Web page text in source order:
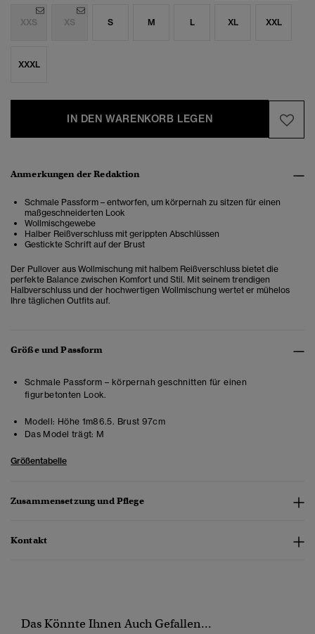
XXS XS S M L XL XXL
XXXL
IN DEN WARENKORB LEGEN
Anmerkungen der Redaktion
Schmale Passform – entworfen, um körpernah zu sitzen für einen
maßgeschneiderten Look
Wollmischgewebe
Halber Reißverschluss mit gerippten Abschlüssen
Gestickte Schrift auf der Brust
Der Pullover aus Wollmischung mit halbem Reißverschluss bietet die
perfekte Balance zwischen Komfort und Stil. Mit seinem trendigen
Halbverschluss und der hochwertigen Wollmischung wertet er mühelos
Ihre täglichen Outfits auf.
Größe und Passform
Schmale Passform – körpernah geschnitten für einen
figurbetonten Look.
Modell: Höhe 1m86.5. Brust 97cm
Das Model trägt: M
Größentabelle
Zusammensetzung und Pflege
Kontakt
Das Könnte Ihnen Auch Gefallen...